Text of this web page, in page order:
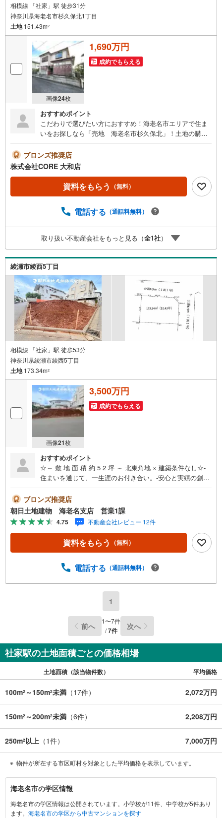
相模線 「社家」駅 徒歩31分
神奈川県海老名市杉久保北1丁目
土地151.43m2
画像24枚
1,690万円
成約でもらえる
おすすめポイント
こだわりで選びたい方におすすめ！海老名市エリアで住ま
いをお探しなら「売地 海老名市杉久保北」！土地の購入
かがでしょうか！建築条件なしなので、建築についてじっ
くり考えられるというメリットがあります（＃＾＾＃）＝
＝＝＝＝＝＝＝＝＝＝＝＝＝＝＝＝＝＝＝＝＝＝＝●フェア
ー期間中に物件のお問い合わせをして頂いたお客様にギフ
トカード1000円分プレゼント♪●ご案内に参加して頂いたお
プレゼント♪お得に不動産を探しましょう♪（お名前・ご住
無休（※年末年始除く）上記時間はお電話が繋がりやすくな
っております。ぜひお気軽にご連絡下さい！現地を見学さ
れる場合は「室内・現地を見学する（無料）」ボタンより
ご希望の日時をご記入いただけますとスムーズにご案内が
可能です。＝＝＝＝＝＝＝＝＝＝＝＝＝＝＝＝＝＝＝＝＝
＝＝＝＝＝＝＝＝＝
ブロンズ推奨店
株式会社CORE 大和店
資料をもらう （無料）
電話する （通話料無料）
取り扱い不動産会社をもっと見る（全1社）
綾瀬市綾西5丁目
相模線 「社家」駅 徒歩53分
神奈川県綾瀬市綾西5丁目
土地173.34m2
画像21枚
3,500万円
成約でもらえる
おすすめポイント
☆～ 敷 地 面 積 約 5 2 坪 ～ 北東角地 × 建築条件なし☆-
住まいを通じて、一生涯のお付き合い。-安心と実績の創業
気の海老名駅まで、バス15分・バス停徒歩7分の立地☆小田
急線・相鉄線・相模線がご利用可能で大変便利です♪♯角地
＞＞開放感溢れる、陽当たり良好な北東角地になっており
ます☆前面道路は交通量も少なく、小さなお子様がいるご
家庭も安心です♪♯建築条件なし＞＞建築条件ございません
ので、お好きなハウスメーカーで建築可能☆建物を建築さ
日々のランニングコストを抑えられる人気の都市ガスエリ
キリです♪
ブロンズ推奨店
朝日土地建物 海老名支店 営業1課
4.75 不動産会社レビュー 12件
資料をもらう （無料）
電話する （通話料無料）
1
前へ 1〜7件
/7件 次へ
社家駅の土地面積ごとの価格相場
土地面積（該当物件数） 平均価格
100m2 ～150m2未満 （17件） 2,072万円
150m2 ～200m2未満 （6件） 2,208万円
250m2以上 （1件） 7,000万円
物件が所在する市区町村を対象とした平均価格を表示しています。
海
老
名
市
海老名市の学区情報
海老名市の学区情報は公開されています。小学校が11件、中学校が5件あり
ます。 海老名市の学区から中古マンションを探す